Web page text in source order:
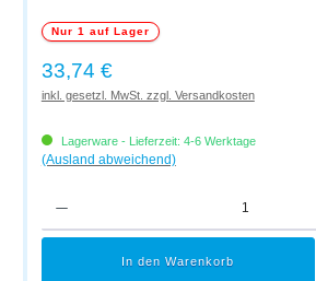
Nur 1 auf Lager
Regulärer Preis:
33,74 €
inkl. gesetzl. MwSt. zzgl. Versandkosten
Lagerware - Lieferzeit: 4-6 Werktage
(Ausland abweichend)
In den Warenkorb